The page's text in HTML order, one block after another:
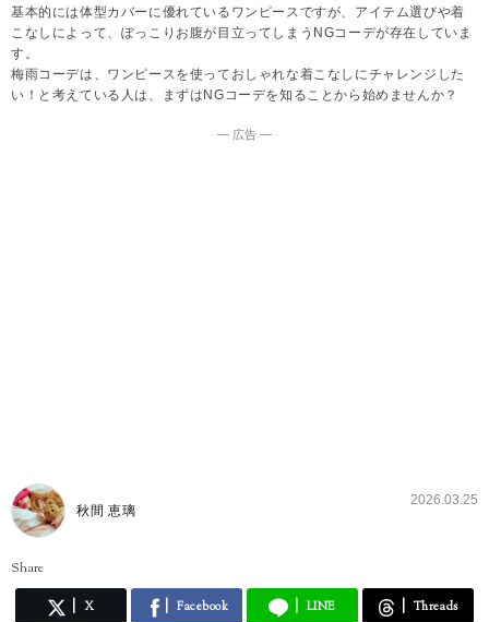
基本的には体型カバーに優れているワンピースですが、アイテム選びや着
こなしによって、ぽっこりお腹が目立ってしまうNGコーデが存在していま
す。
梅雨コーデは、ワンピースを使っておしゃれな着こなしにチャレンジした
い！と考えている人は、まずはNGコーデを知ることから始めませんか？
― 広告 ―
秋間 恵璃
2026.03.25
Share
X Facebook LINE Threads